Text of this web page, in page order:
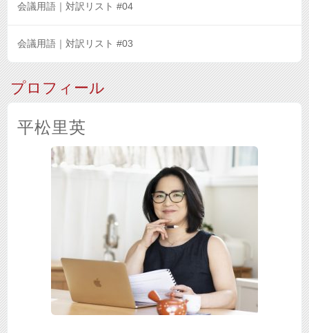
会議用語｜対訳リスト #04
会議用語｜対訳リスト #03
プロフィール
平松里英